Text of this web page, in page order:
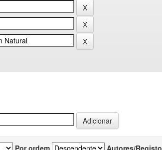
Por ordem Autores/Registo